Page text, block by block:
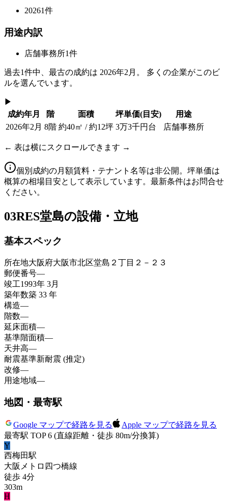
20261件
用途内訳
店舗事務所1件
過去1件中、最古の成約は 2026年2月 。 多くの企業がこのビ
ルを選んでいます。
▶
成約年月
階 面積 坪単価(目安)
用途
2026年2月 8階 約40㎡ / 約12坪 3万3千円台 店舗事務所
← 表は横にスクロールできます →
個別成約の月額賃料・テナント名等は非公開。坪単価は
概算の相場目安として表示しています。最新条件はお問合せ
ください。
03RES堂島の設備・立地
基本スペック
所在地大阪府大阪市北区堂島２丁目２－２３
郵便番号—
竣工1993年 3月
築年数築 33 年
構造—
階数—
延床面積—
基準階面積—
天井高—
耐震基準新耐震 (推定)
改修—
用途地域—
地図・最寄駅
Google マップで経路を見る
Apple マップで経路を見る
最寄駅 TOP 6 (直線距離・徒歩 80m/分換算)
Y
西梅田駅
大阪メトロ四つ橋線
徒歩 4分
303m
H